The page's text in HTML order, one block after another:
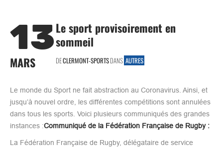
13
MARS
Le sport provisoirement en
sommeil
DECLERMONT-SPORTSDANS AUTRES
Le monde du Sport ne fait abstraction au Coronavirus. Ainsi, et
jusqu’à nouvel ordre, les différentes compétitions sont annulées
dans tous les sports. Voici plusieurs communiqués des grandes
instances :Communiqué de la Fédération Française de Rugby :
La Fédération Française de Rugby, délégataire de service